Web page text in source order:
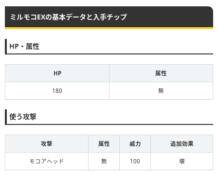
ミルモコEXの基本データと入手チップ
HP・属性
HP 属性
180 無
使う攻撃
攻撃 属性 威力 追加効果
モコアヘッド 無 100 壊